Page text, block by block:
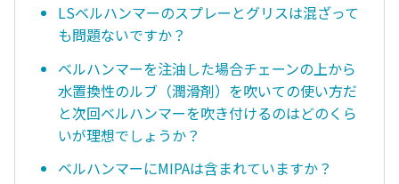
LSベルハンマーのスプレーとグリスは混ざって
も問題ないですか？
ベルハンマーを注油した場合チェーンの上から
水置換性のルブ（潤滑剤）を吹いての使い方だ
と次回ベルハンマーを吹き付けるのはどのくら
いが理想でしょうか？
ベルハンマーにMIPAは含まれていますか？